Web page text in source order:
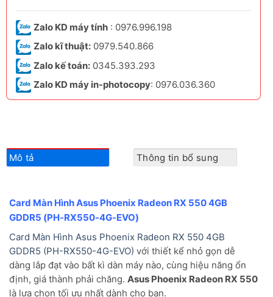
Zalo KD máy tính : 0976.996.198
Zalo kĩ thuật: 0979.540.866
Zalo kế toán: 0345.393.293
Zalo KD máy in-photocopy: 0976.036.360
Mô tả Thông tin bổ sung
Card Màn Hình Asus Phoenix Radeon RX 550 4GB
GDDR5 (PH-RX550-4G-EVO)
Card Màn Hình Asus Phoenix Radeon RX 550 4GB
GDDR5 (PH-RX550-4G-EVO) với thiết kể nhỏ gọn dễ
dàng lắp đạt vào bất kì dàn máy nào, cùng hiệu năng ổn
định, giá thành phải chăng. Asus Phoenix Radeon RX 550
là lựa chọn tối ưu nhất dành cho bạn.